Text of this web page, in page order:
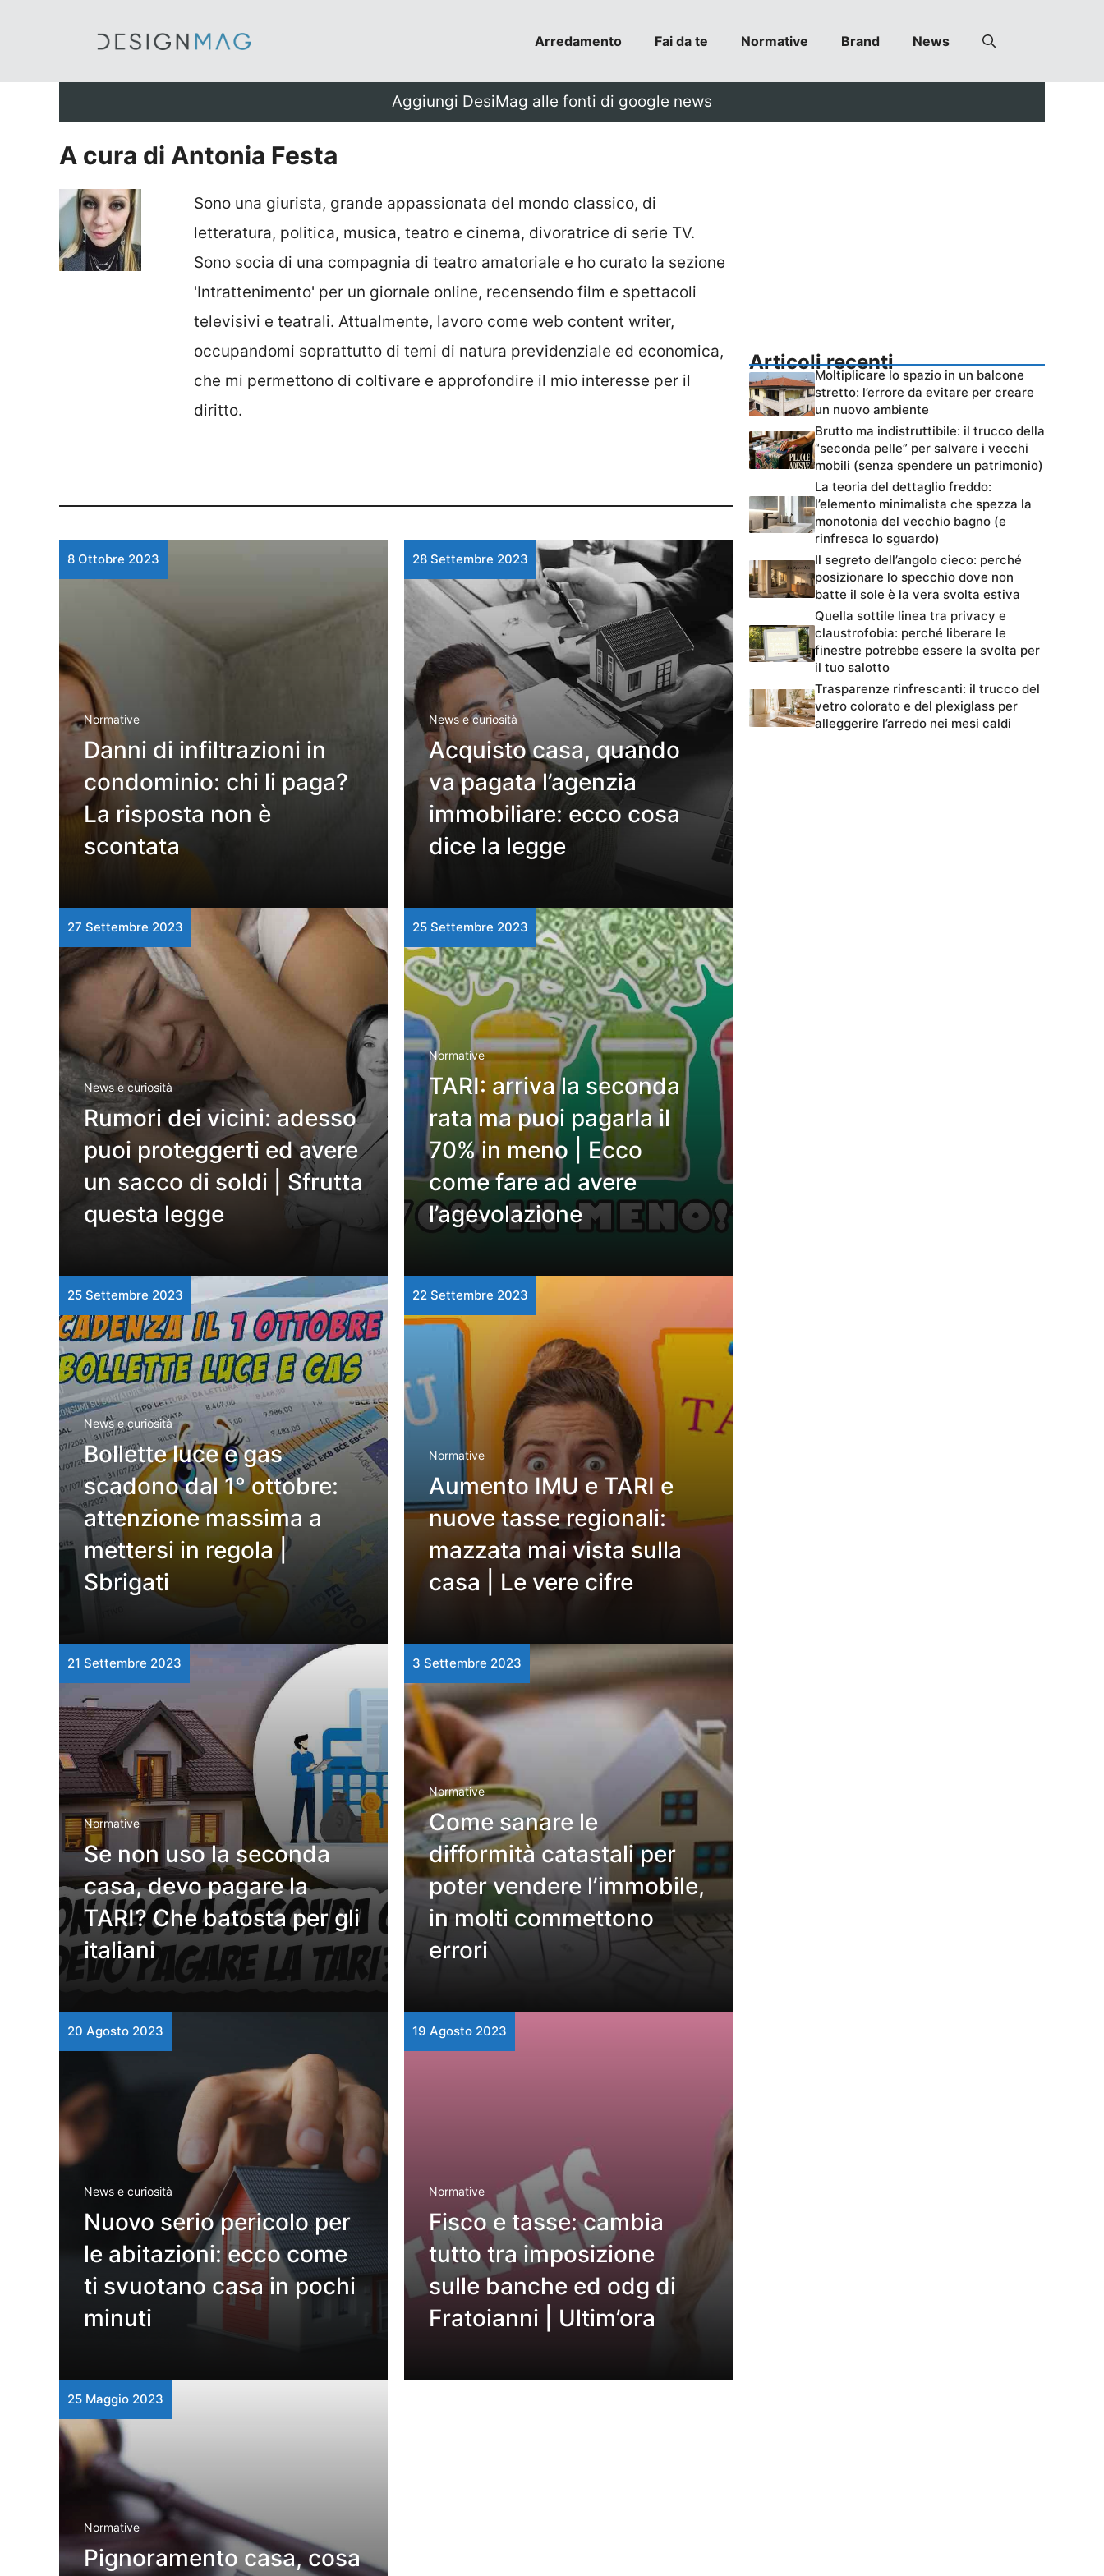
Arredamento Fai da te Normative Brand News
Aggiungi DesiMag alle fonti di google news
A cura di Antonia Festa
Sono una giurista, grande appassionata del mondo classico, di
letteratura, politica, musica, teatro e cinema, divoratrice di serie TV.
Sono socia di una compagnia di teatro amatoriale e ho curato la sezione
'Intrattenimento' per un giornale online, recensendo film e spettacoli
televisivi e teatrali. Attualmente, lavoro come web content writer,
occupandomi soprattutto di temi di natura previdenziale ed economica,
che mi permettono di coltivare e approfondire il mio interesse per il
diritto.
8 Ottobre 2023
Normative
Danni di infiltrazioni in
condominio: chi li paga?
La risposta non è
scontata
28 Settembre 2023
News e curiosità
Acquisto casa, quando
va pagata l’agenzia
immobiliare: ecco cosa
dice la legge
27 Settembre 2023
News e curiosità
Rumori dei vicini: adesso
puoi proteggerti ed avere
un sacco di soldi | Sfrutta
questa legge
25 Settembre 2023
Normative
TARI: arriva la seconda
rata ma puoi pagarla il
70% in meno | Ecco
come fare ad avere
l’agevolazione
25 Settembre 2023
News e curiosità
Bollette luce e gas
scadono dal 1° ottobre:
attenzione massima a
mettersi in regola |
Sbrigati
22 Settembre 2023
Normative
Aumento IMU e TARI e
nuove tasse regionali:
mazzata mai vista sulla
casa | Le vere cifre
21 Settembre 2023
Normative
Se non uso la seconda
casa, devo pagare la
TARI? Che batosta per gli
italiani
3 Settembre 2023
Normative
Come sanare le
difformità catastali per
poter vendere l’immobile,
in molti commettono
errori
20 Agosto 2023
News e curiosità
Nuovo serio pericolo per
le abitazioni: ecco come
ti svuotano casa in pochi
minuti
19 Agosto 2023
Normative
Fisco e tasse: cambia
tutto tra imposizione
sulle banche ed odg di
Fratoianni | Ultim’ora
25 Maggio 2023
Normative
Pignoramento casa, cosa
Articoli recenti
Moltiplicare lo spazio in un balcone
stretto: l’errore da evitare per creare
un nuovo ambiente
Brutto ma indistruttibile: il trucco della
“seconda pelle” per salvare i vecchi
mobili (senza spendere un patrimonio)
La teoria del dettaglio freddo:
l’elemento minimalista che spezza la
monotonia del vecchio bagno (e
rinfresca lo sguardo)
Il segreto dell’angolo cieco: perché
posizionare lo specchio dove non
batte il sole è la vera svolta estiva
Quella sottile linea tra privacy e
claustrofobia: perché liberare le
finestre potrebbe essere la svolta per
il tuo salotto
Trasparenze rinfrescanti: il trucco del
vetro colorato e del plexiglass per
alleggerire l’arredo nei mesi caldi